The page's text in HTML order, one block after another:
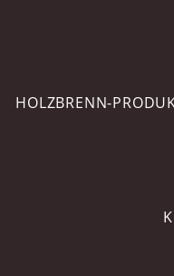
HOLZBRENN-